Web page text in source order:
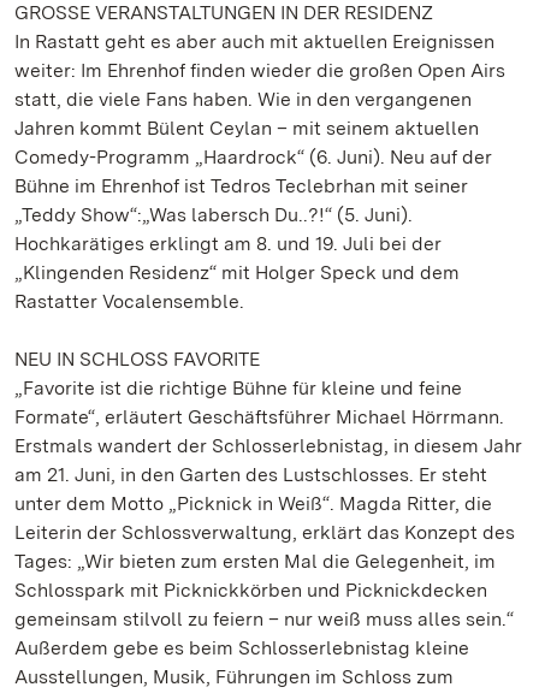
GROSSE VERANSTALTUNGEN IN DER RESIDENZ
In Rastatt geht es aber auch mit aktuellen Ereignissen
weiter: Im Ehrenhof finden wieder die großen Open Airs
statt, die viele Fans haben. Wie in den vergangenen
Jahren kommt Bülent Ceylan – mit seinem aktuellen
Comedy-Programm „Haardrock“ (6. Juni). Neu auf der
Bühne im Ehrenhof ist Tedros Teclebrhan mit seiner
„Teddy Show“:„Was labersch Du..?!“ (5. Juni).
Hochkarätiges erklingt am 8. und 19. Juli bei der
„Klingenden Residenz“ mit Holger Speck und dem
Rastatter Vocalensemble.
NEU IN SCHLOSS FAVORITE
„Favorite ist die richtige Bühne für kleine und feine
Formate“, erläutert Geschäftsführer Michael Hörrmann.
Erstmals wandert der Schlosserlebnistag, in diesem Jahr
am 21. Juni, in den Garten des Lustschlosses. Er steht
unter dem Motto „Picknick in Weiß“. Magda Ritter, die
Leiterin der Schlossverwaltung, erklärt das Konzept des
Tages: „Wir bieten zum ersten Mal die Gelegenheit, im
Schlosspark mit Picknickkörben und Picknickdecken
gemeinsam stilvoll zu feiern – nur weiß muss alles sein.“
Außerdem gebe es beim Schlosserlebnistag kleine
Ausstellungen, Musik, Führungen im Schloss zum